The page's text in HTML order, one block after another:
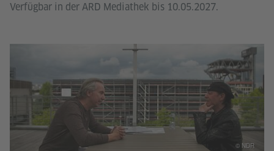
Verfügbar in der ARD Mediathek bis 10.05.2027.
© NDR